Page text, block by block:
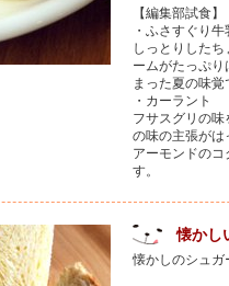
【編集部試食】
・ふさすぐり
しっとりした
ームがたっぷ
まった夏の味覚
・カーラント
フサスグリの
の味の主張がは
アーモンドの
す。
懐かし
懐かしのシュガ